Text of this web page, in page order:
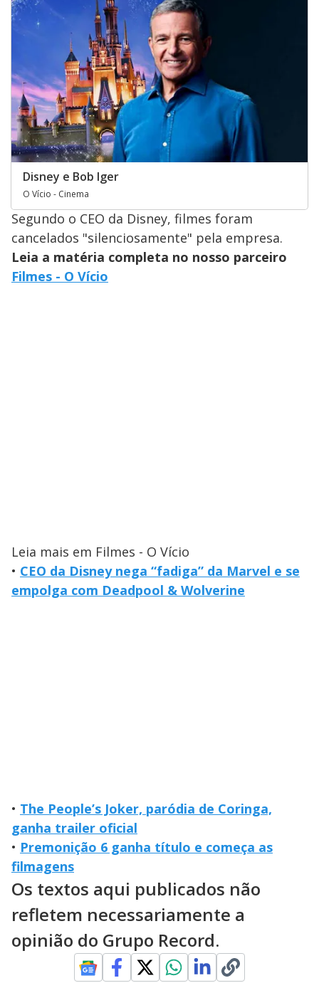
Disney e Bob Iger
O Vício - Cinema
Segundo o CEO da Disney, filmes foram
cancelados "silenciosamente" pela empresa.
Leia a matéria completa no nosso parceiro
Filmes - O Vício
Leia mais em Filmes - O Vício
• CEO da Disney nega “fadiga” da Marvel e se
empolga com Deadpool & Wolverine
• The People’s Joker, paródia de Coringa,
ganha trailer oficial
• Premonição 6 ganha título e começa as
filmagens
Os textos aqui publicados não
refletem necessariamente a
opinião do Grupo Record.